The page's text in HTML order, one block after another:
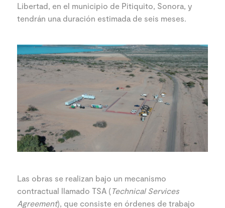
Libertad, en el municipio de Pitiquito, Sonora, y
tendrán una duración estimada de seis meses.
Las obras se realizan bajo un mecanismo
contractual llamado TSA (Technical Services
Agreement), que consiste en órdenes de trabajo